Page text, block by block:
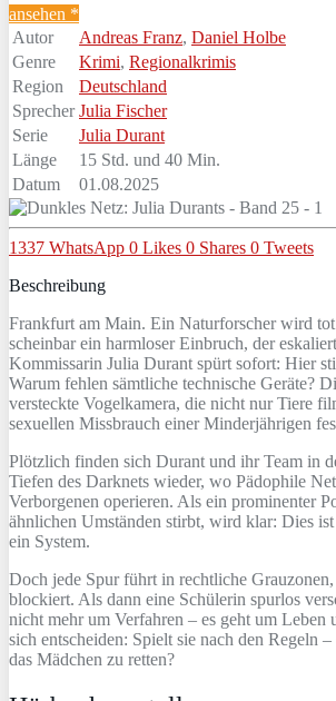
ansehen *
Autor
Andreas Franz, Daniel Holbe
Genre
Krimi, Regionalkrimis
Region
Deutschland
Sprecher Julia Fischer
Serie
Julia Durant
Länge
15 Std. und 40 Min.
Datum
01.08.2025
1337 WhatsApp 0 Likes 0 Shares 0 Tweets
Beschreibung
Frankfurt am Main. Ein Naturforscher wird
scheinbar ein harmloser Einbruch, der
Kommissarin Julia Durant spürt sofort: Hier
Warum fehlen sämtliche technische Geräte?
versteckte Vogelkamera, die nicht nur Tiere
sexuellen Missbrauch einer Minderjährigen
Plötzlich finden sich Durant und ihr Team in
Tiefen des Darknets wieder, wo Pädophile
Verborgenen operieren. Als ein prominenter
ähnlichen Umständen stirbt, wird klar: Dies
ein System.
Doch jede Spur führt in rechtliche
blockiert. Als dann eine Schülerin spurlos
nicht mehr um Verfahren – es geht um Leben
sich entscheiden: Spielt sie nach den Regeln
das Mädchen zu retten?